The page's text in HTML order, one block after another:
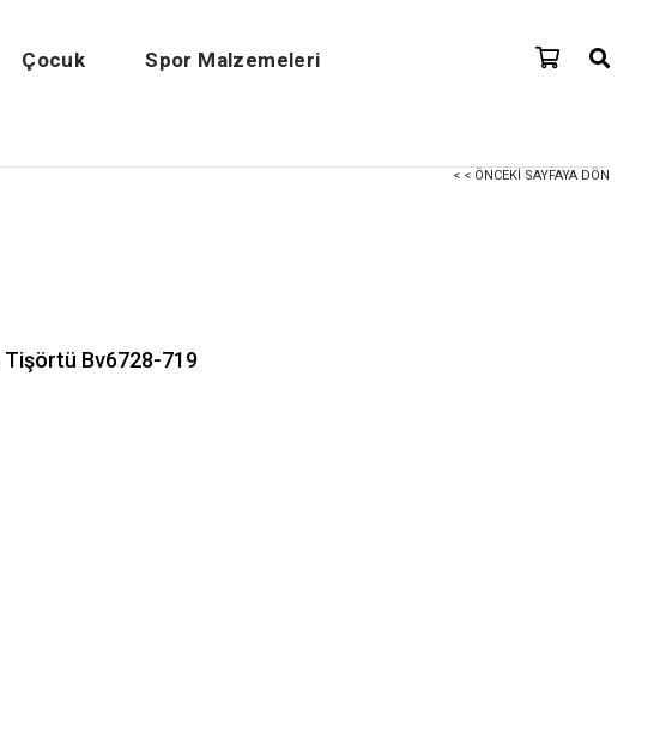
Çocuk Spor Malzemeleri
< < ÖNCEKI SAYFAYA DÖN
Tişörtü Bv6728-719